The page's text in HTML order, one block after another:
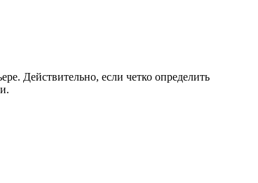
Действительно, если четко определить